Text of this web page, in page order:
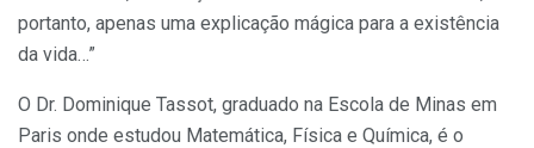
portanto, apenas uma explicação mágica para a existência
da vida…”
O Dr. Dominique Tassot, graduado na Escola de Minas em
Paris onde estudou Matemática, Física e Química, é o